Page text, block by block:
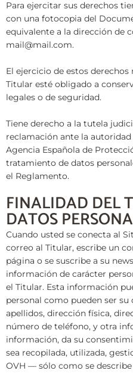
Para ejercitar sus derechos
con una fotocopia del
equivalente a la dirección de
mail@mail.com.
El ejercicio de estos
Titular esté obligado a
legales o de seguridad.
Tiene derecho a la tutela
reclamación ante la autoridad
Agencia Española de
tratamiento de datos
el Reglamento.
FINALIDAD DEL
DATOS
Cuando usted se conecta al
correo al Titular, escribe un
página o se suscribe a su
información de carácter
el Titular. Esta información
personal como pueden ser
apellidos, dirección física,
número de teléfono, y otra
información, da su
sea recopilada, utilizada,
OVH — sólo como se describe